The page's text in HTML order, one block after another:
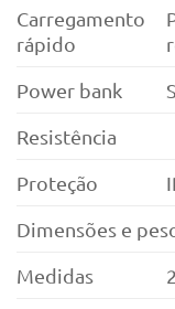
Carregamento
rápido
Power bank
Resistência
Proteção
Dimensões e
Medidas